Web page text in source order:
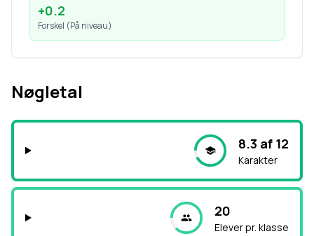
+0.2
Forskel (På niveau)
Nøgletal
8.3 af 12
Karakter
20
Elever pr. klasse